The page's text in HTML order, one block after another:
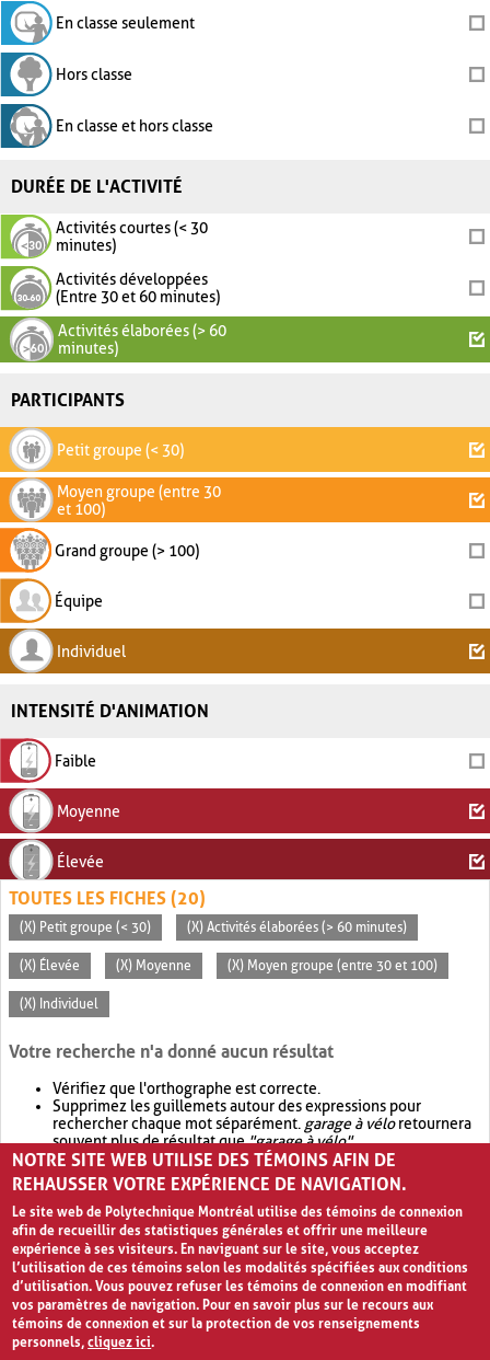
En classe seulement
Hors classe
En classe et hors classe
DURÉE DE L'ACTIVITÉ
Activités courtes (< 30
minutes)
Activités développées
(Entre 30 et 60 minutes)
Activités élaborées (> 60
minutes)
PARTICIPANTS
Petit groupe (< 30)
Moyen groupe (entre 30
et 100)
Grand groupe (> 100)
Équipe
Individuel
INTENSITÉ D'ANIMATION
Faible
Moyenne
Élevée
TOUTES LES FICHES (20)
(X) Petit groupe (< 30) (X) Activités élaborées (> 60 minutes)
(X) Élevée (X) Moyenne (X) Moyen groupe (entre 30 et 100)
(X) Individuel
Votre recherche n'a donné aucun résultat
Vérifiez que l'orthographe est correcte.
Supprimez les guillemets autour des expressions pour
rechercher chaque mot séparément. garage à véloretournera
souvent plus de résultat que"garage à vélo".
Envisagez d'élargir votre recherche avec OR.garage OR vélo
retournera souvent plus de résultat quegarage à vélo
NOTRE SITE WEB UTILISE DES TÉMOINS AFIN DE
REHAUSSER VOTRE EXPÉRIENCE DE NAVIGATION.
Le site web de Polytechnique Montréal utilise des témoins de connexion
afin de recueillir des statistiques générales et offrir une meilleure
expérience à ses visiteurs. En naviguant sur le site, vous acceptez
l’utilisation de ces témoins selon les modalités spécifiées aux conditions
d’utilisation. Vous pouvez refuser les témoins de connexion en modifiant
vos paramètres de navigation. Pour en savoir plus sur le recours aux
témoins de connexion et sur la protection de vos renseignements
personnels,cliquez ici.